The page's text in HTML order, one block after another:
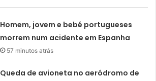
Homem, jovem e bebé portugueses
morrem num acidente em Espanha
57 minutos atrás
Queda de avioneta no aeródromo de